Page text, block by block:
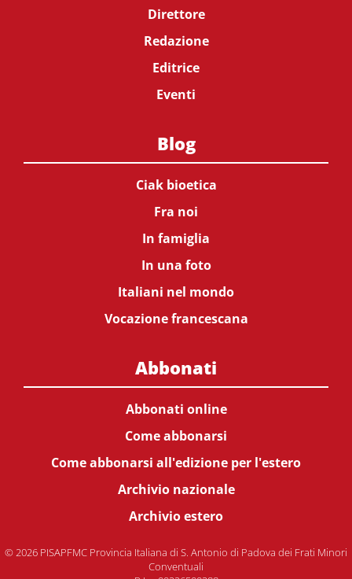
Direttore
Redazione
Editrice
Eventi
Blog
Ciak bioetica
Fra noi
In famiglia
In una foto
Italiani nel mondo
Vocazione francescana
Abbonati
Abbonati online
Come abbonarsi
Come abbonarsi all'edizione per l'estero
Archivio nazionale
Archivio estero
© 2026 PISAPFMC Provincia Italiana di S. Antonio di Padova dei Frati Minori
Conventuali